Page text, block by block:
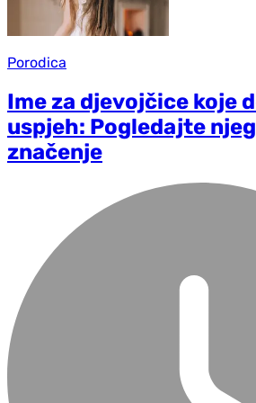
Porodica
Ime za djevojčice koje
uspjeh: Pogledajte
značenje